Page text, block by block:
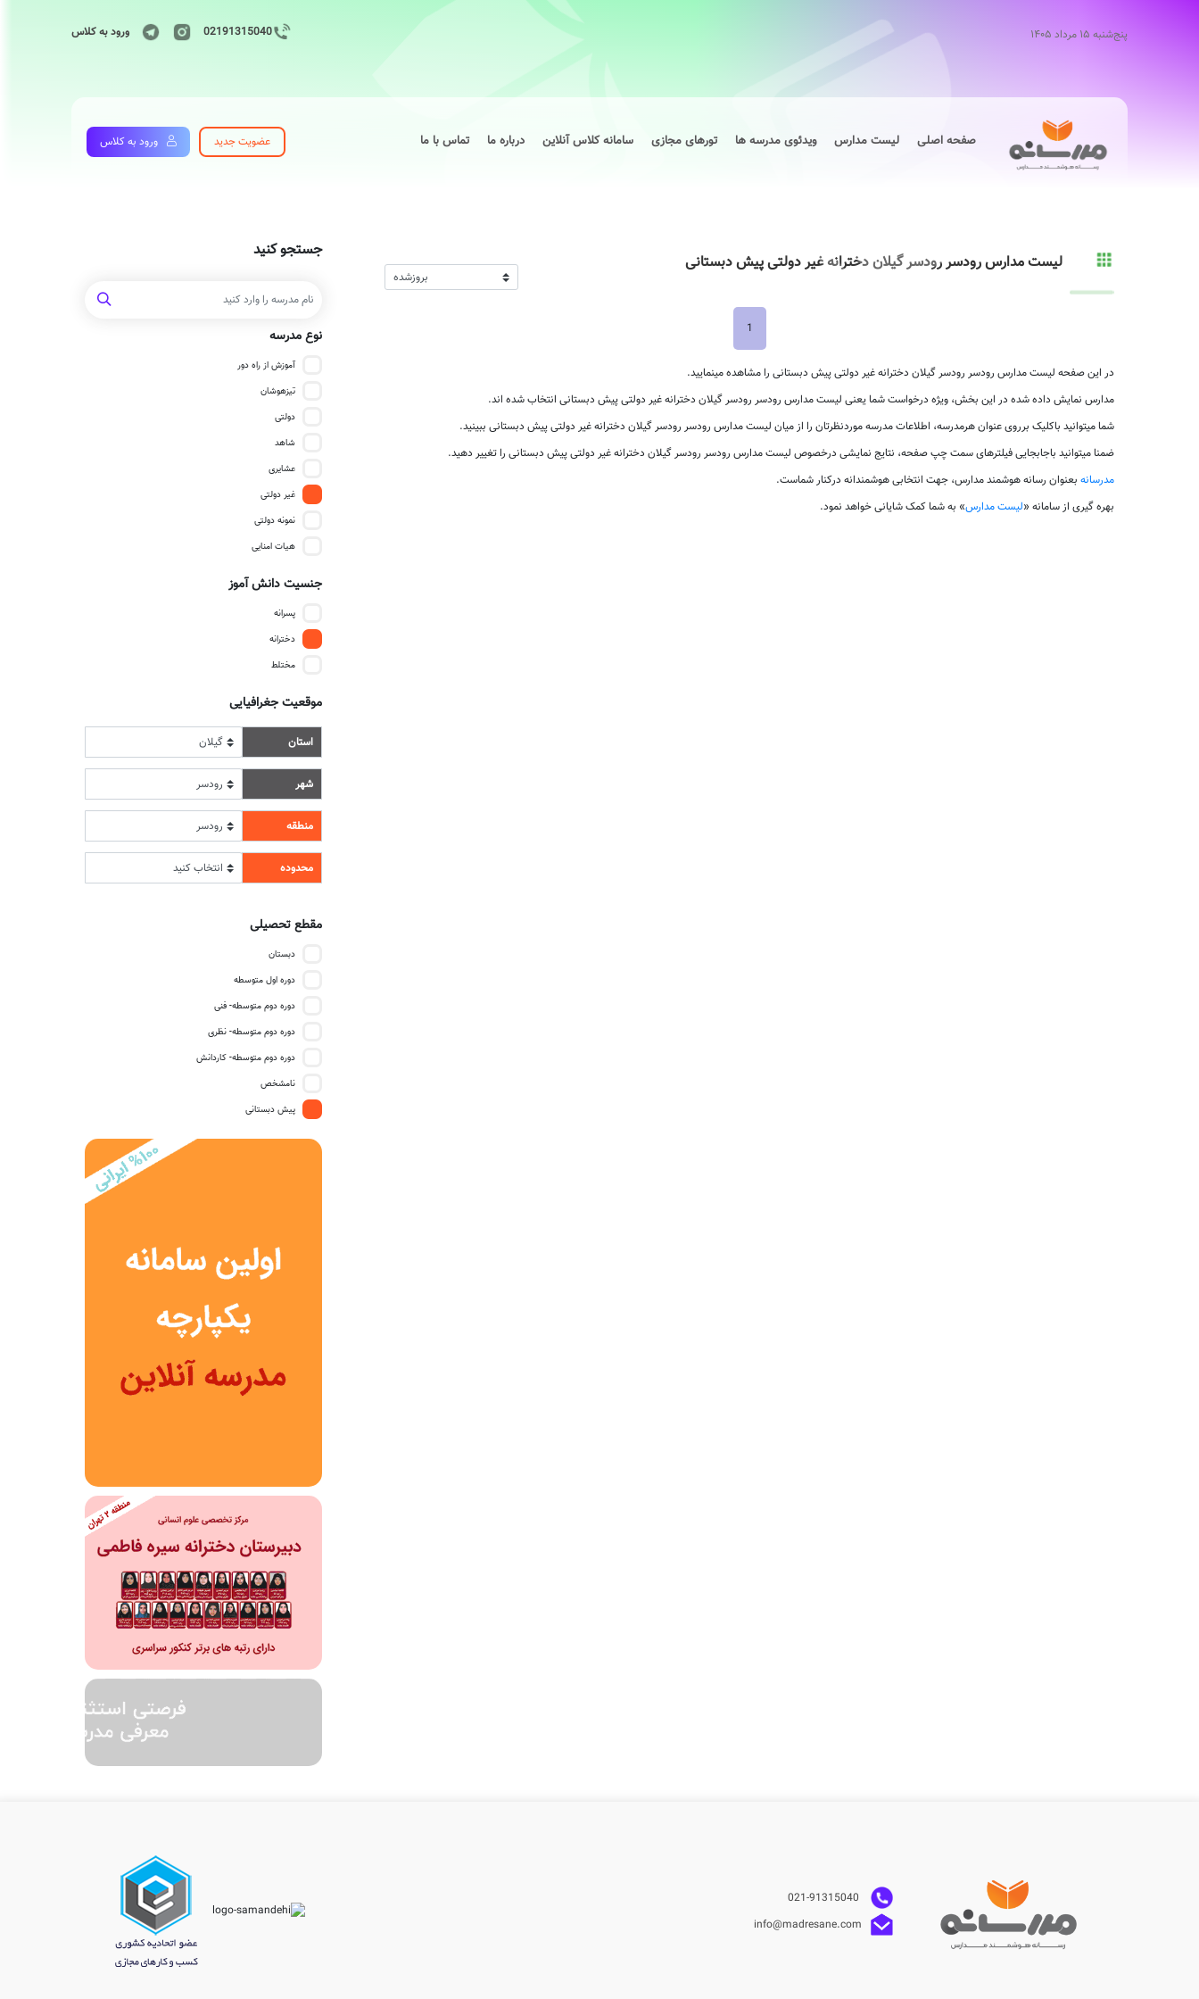
پنج‌شنبه ۱۵ مرداد ۱۴۰۵ 02191315040 ورود به کلاس
صفحه اصلی لیست مدارس ویدئوی مدرسه ها تورهای مجازی سامانه کلاس آنلاین درباره ما تماس با ما عضویت جدید ورود به کلاس
جستجو کنید
نوع مدرسه
آموزش از راه دور
تیزهوشان
دولتی
شاهد
عشایری
غیر دولتی
نمونه دولتی
هیات امنایی
جنسیت دانش آموز
پسرانه
دخترانه
مختلط
موقعیت جغرافیایی
استان
شهر
منطقه
محدوده
مقطع تحصیلی
دبستان
دوره اول متوسطه
دوره دوم متوسطه- فنی
دوره دوم متوسطه- نظری
دوره دوم متوسطه- کاردانش
نامشخص
پیش دبستانی
لیست مدارس رودسر رودسر گیلان دخترانه غیر دولتی پیش دبستانی
1
در این صفحه لیست مدارس رودسر رودسر گیلان دخترانه غیر دولتی پیش دبستانی را مشاهده مینمایید.
مدارس نمایش داده شده در این بخش، ویژه درخواست شما یعنی لیست مدارس رودسر رودسر گیلان دخترانه غیر دولتی پیش دبستانی انتخاب شده اند.
شما میتوانید باکلیک برروی عنوان هرمدرسه، اطلاعات مدرسه موردنظرتان را از میان لیست مدارس رودسر رودسر گیلان دخترانه غیر دولتی پیش دبستانی ببینید.
ضمنا میتوانید باجابجایی فیلترهای سمت چپ صفحه، نتایج نمایشی درخصوص لیست مدارس رودسر رودسر گیلان دخترانه غیر دولتی پیش دبستانی را تغییر دهید.
مدرسانه بعنوان رسانه هوشمند مدارس، جهت انتخابی هوشمندانه درکنار شماست.
بهره گیری از سامانه «لیست مدارس» به شما کمک شایانی خواهد نمود.
info@madresane.com